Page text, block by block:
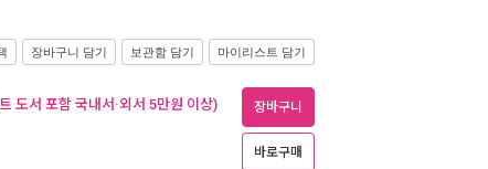
장바구니 담기 보관함 담기 마이리스트 담기
도서 포함 국내서·외서 5만원 이상) 장바구니
바로구매